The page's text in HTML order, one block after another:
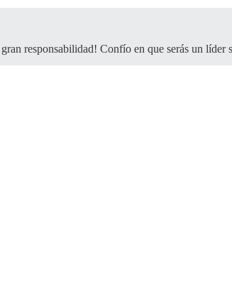
responsabilidad! Confío en que serás un líder